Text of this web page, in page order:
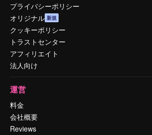
プライバシーポリシー
オリジナル 新規
クッキーポリシー
トラストセンター
アフィリエイト
法人向け
運営
料金
会社概要
Reviews